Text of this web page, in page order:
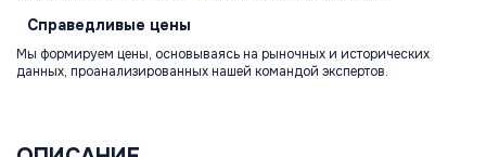
Справедливые цены
Мы формируем цены, основываясь на рыночных и исторических
данных, проанализированных нашей командой экспертов.